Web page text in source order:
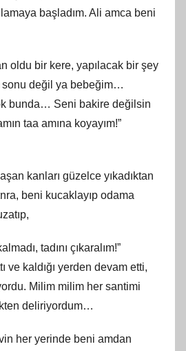
başladım. Ali amca beni
oldu bir kere, yapılacak bir şey
sonu değil ya bebeğim…
bunda… Seni bakire değilsin
taa amına koyayım!”
kanları güzelce yıkadıktan
beni kucaklayıp odama
tadını çıkaralım!”
ve kaldığı yerden devam etti,
Milim milim her santimi
deliriyordum…
her yerinde beni amdan